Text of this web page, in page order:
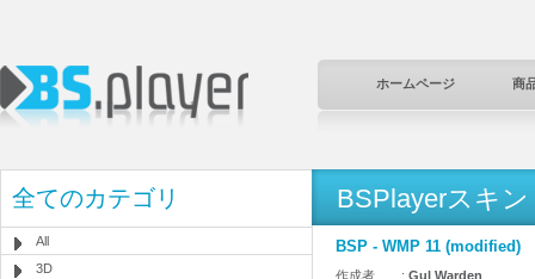
ホームページ 商
全てのカテゴリ
All
3D
BSPlayerスキン
BSP - WMP 11 (modified)
作成者 : Gul Warden